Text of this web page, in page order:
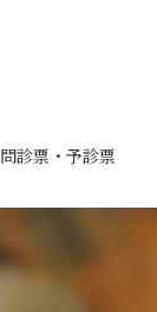
問診票・予診票